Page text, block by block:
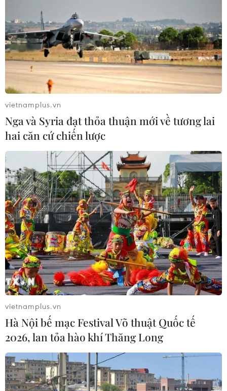
vietnamplus.vn
Nga và Syria đạt thỏa thuận mới về tương lai
hai căn cứ chiến lược
vietnamplus.vn
Hà Nội bế mạc Festival Võ thuật Quốc tế
2026, lan tỏa hào khí Thăng Long